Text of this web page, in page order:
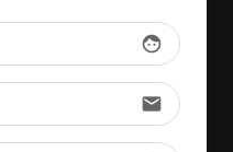
face
email